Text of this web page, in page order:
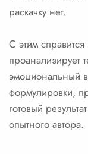
раскачку нет.
С этим
проанализирует
эмоциональный
формулировки,
готовый
опытного автора.